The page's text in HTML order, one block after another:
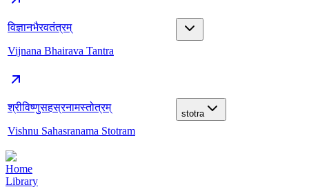
विज्ञानभैरवतंत्रम्
Vijnana Bhairava Tantra
श्रीविष्णुसहस्रनामस्तोत्रम्
Vishnu Sahasranama Stotram
stotra
Home
Library